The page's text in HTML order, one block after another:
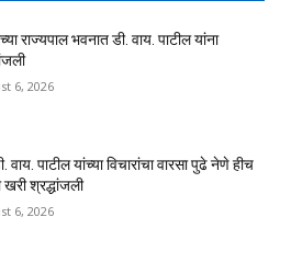
राज्यपाल भवनात डी. वाय. पाटील यांना
6, 2026
वाय. पाटील यांच्या विचारांचा वारसा पुढे नेणे हीच
खरी श्रद्धांजली
6, 2026